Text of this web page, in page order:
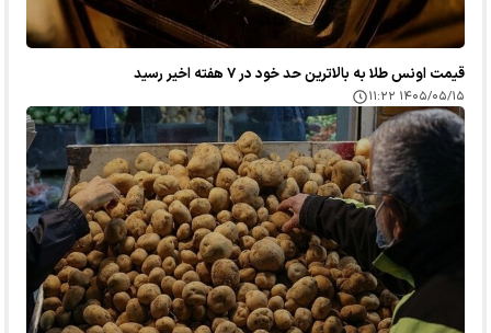
قیمت اونس طلا به بالاترین حد خود در ۷ هفته اخیر رسید
۱۴۰۵/۰۵/۱۵ ۱۱:۲۲